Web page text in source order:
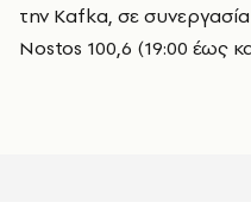
την Κafka, σε
Nostos 100,6 (19:00 έως